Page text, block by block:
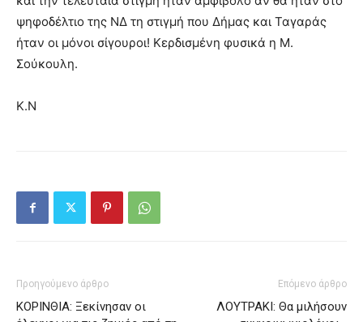
ψηφοδέλτιο της ΝΔ τη στιγμή που Δήμας και Ταγαράς
ήταν οι μόνοι σίγουροι! Κερδισμένη φυσικά η Μ.
Σούκουλη.
Κ.Ν
Προηγούμενο άρθρο
ΚΟΡΙΝΘΙΑ: Ξεκίνησαν οι
Επόμενο άρθρο
ΛΟΥΤΡΑΚΙ: Θα μιλήσουν